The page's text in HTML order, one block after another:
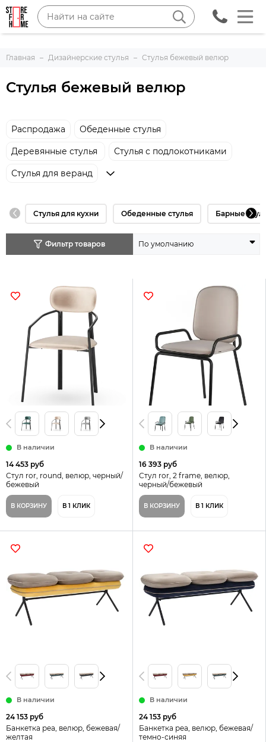
Главная Дизайнерские стулья Cтулья бежевый велюр
Cтулья бежевый велюр
Распродажа Обеденные стулья
Деревянные стулья Стулья с подлокотниками
Стулья для веранд
Стулья для кухни Обеденные стулья Барные
Фильтр товаров
В наличии
14 453 руб
Стул ror, round, велюр, черный/
бежевый
В КОРЗИНУ В 1 КЛИК
В наличии
16 393 руб
Стул ror, 2 frame, велюр,
черный/бежевый
В КОРЗИНУ В 1 КЛИК
В наличии
24 153 руб
Банкетка pea, велюр, бежевая/
желтая
В наличии
24 153 руб
Банкетка pea, велюр, бежевая/
темно-синяя